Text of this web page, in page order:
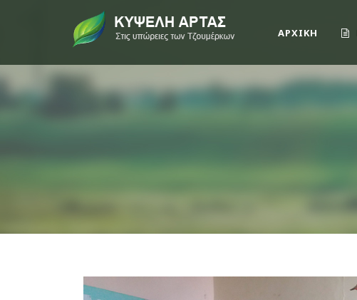
ΑΡΧΙΚΗ